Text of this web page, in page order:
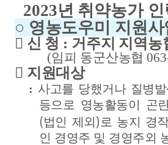
2023년 취약농가
○ 영농도우미 지원사
 신 청 : 거주지 지역농
(임피 동군산농협
 지원대상
: 사고를 당했거나 질병
등으로 영농활동이 곤
(법인 제외 ) 로 농지 경
인 경영주 및 경영주외